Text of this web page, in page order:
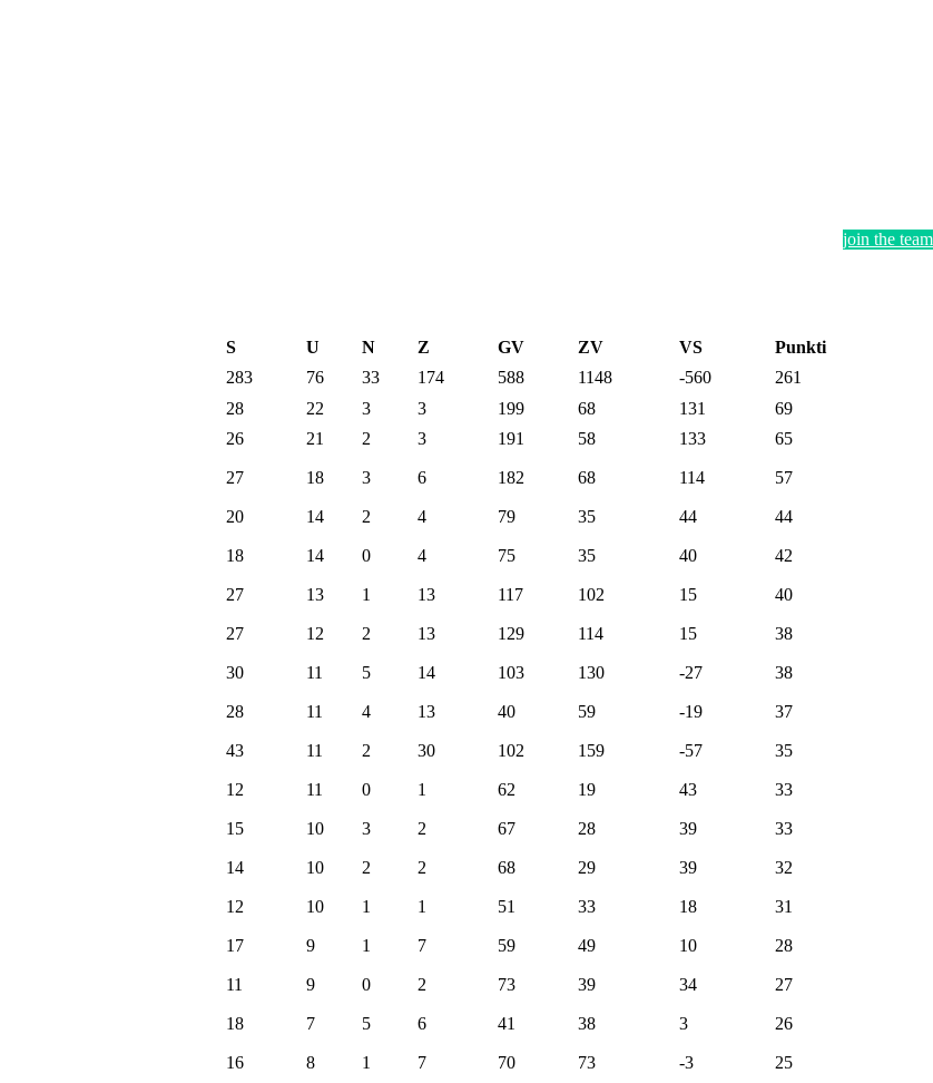
join the team
S U N Z GV ZV VS
Punkti
283 76 33 174 588 1148 -560
261
28 22 3 3 199 68 131
69
26 21 2 3 191 58 133 65
27 18 3 6 182 68 114 57
20 14 2 4 79 35 44 44
18 14 0 4 75 35 40 42
27 13 1 13 117 102 15 40
27 12 2 13 129 114 15 38
30 11 5 14 103 130 -27 38
28 11 4 13 40 59 -19 37
43 11 2 30 102 159 -57 35
12 11 0 1 62 19 43 33
15 10 3 2 67 28 39 33
14 10 2 2 68 29 39 32
12 10 1 1 51 33 18 31
17 9 1 7 59 49 10 28
11 9 0 2 73 39 34 27
18 7 5 6 41 38 3 26
16 8 1 7 70 73 -3 25